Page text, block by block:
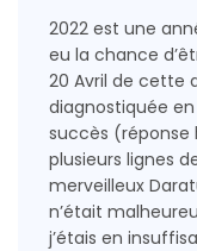
2022 est une
eu la chance
20 Avril de cette
diagnostiquée
succès
plusieurs lignes
merveilleux
n’était
j’étais en